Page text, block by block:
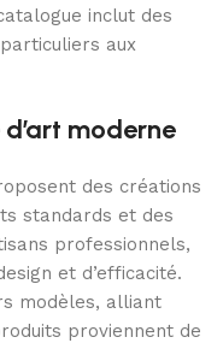
inclut des
aux
d’art moderne
des créations
standards et des
professionnels,
et d’efficacité.
modèles, alliant
proviennent de